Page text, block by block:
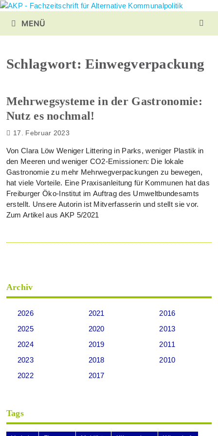
Zurück
Inhalt
MENÜ
Schlagwort:Einwegverpackung
Mehrwegsysteme in der Gastronomie:
Nutz es nochmal!
17. Februar 2023
Von Clara Löw Weniger Littering in Parks, weniger Plastik in
den Meeren und weniger CO2-Emissionen: Die lokale
Gastronomie zu mehr Mehrwegverpackungen zu bewegen,
hat viele Vorteile. Eine Praxisanleitung für Kommunen hat das
Freiburger Öko-Institut im Auftrag des Umweltbundesamts
erstellt. Unsere Autorin ist Mitverfasserin und stellt sie vor.
Zum Artikel aus AKP 5/2021
Archiv
2026
2025
2024
2023
2022
2021
2020
2019
2018
2017
2016
2013
2011
2010
Tags